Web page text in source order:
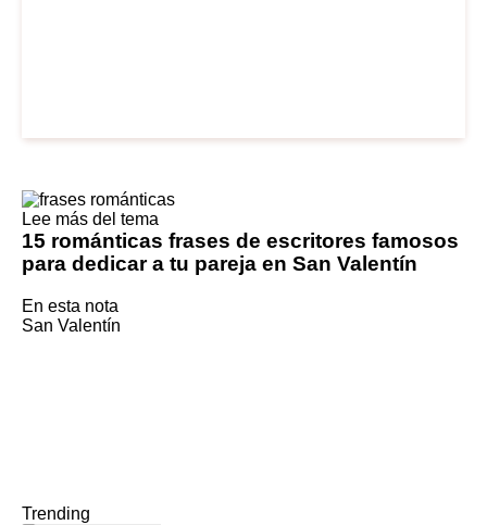
Lee más del tema
15 románticas frases de escritores famosos
para dedicar a tu pareja en San Valentín
En esta nota
San Valentín
Trending